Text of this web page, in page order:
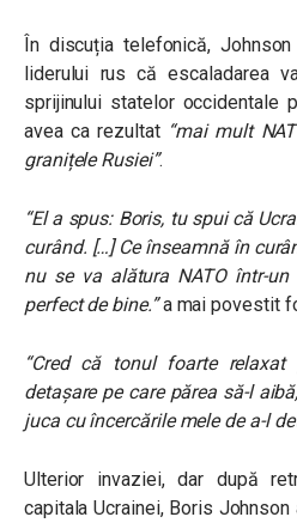
În discuția telefonică,
liderului rus că escaladarea
sprijinului statelor occidentale
avea ca rezultat “mai mult
granițele Rusiei”.
“El a spus: Boris, tu spui că
curând. […] Ce înseamnă în
nu se va alătura NATO într-
perfect de bine.”a mai povestit
“Cred că tonul foarte
detașare pe care părea să-l
juca cu încercările mele de a-l
Ulterior invaziei, dar după
capitala Ucrainei, Boris